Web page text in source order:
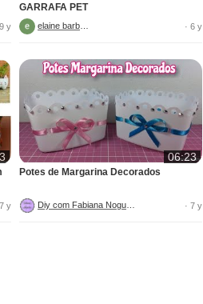
y
GARRAFA PET
· 6 y
y
06:23
Potes de Margarina Decorados
· 7 y